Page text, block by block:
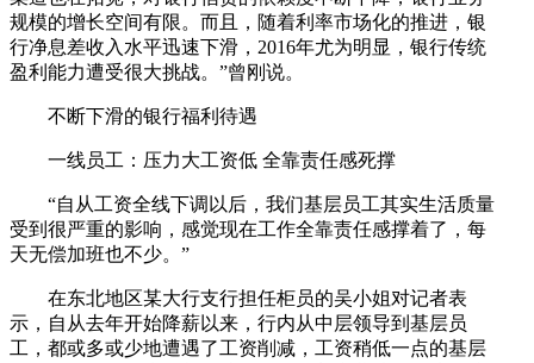
规模的增长空间有限。而且，随着利率市场化的推进，银
行净息差收入水平迅速下滑，2016年尤为明显，银行传统
盈利能力遭受很大挑战。”曾刚说。
不断下滑的银行福利待遇
一线员工：压力大工资低 全靠责任感死撑
“自从工资全线下调以后，我们基层员工其实生活质量
受到很严重的影响，感觉现在工作全靠责任感撑着了，每
天无偿加班也不少。”
在东北地区某大行支行担任柜员的吴小姐对记者表
示，自从去年开始降薪以来，行内从中层领导到基层员
工，都或多或少地遭遇了工资削减，工资稍低一点的基层